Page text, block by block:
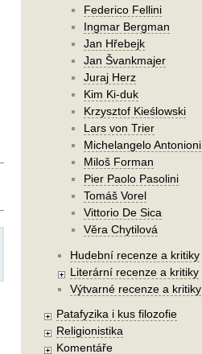
Federico Fellini
Ingmar Bergman
Jan Hřebejk
Jan Švankmajer
Juraj Herz
Kim Ki-duk
Krzysztof Kieślowski
Lars von Trier
Michelangelo Antonioni
Miloš Forman
Pier Paolo Pasolini
Tomáš Vorel
Vittorio De Sica
Věra Chytilová
Hudební recenze a kritiky
Literární recenze a kritiky
Výtvarné recenze a kritiky
Patafyzika i kus filozofie
Religionistika
Komentáře